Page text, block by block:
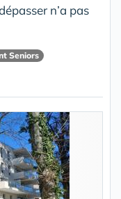
n’a pas
Seniors